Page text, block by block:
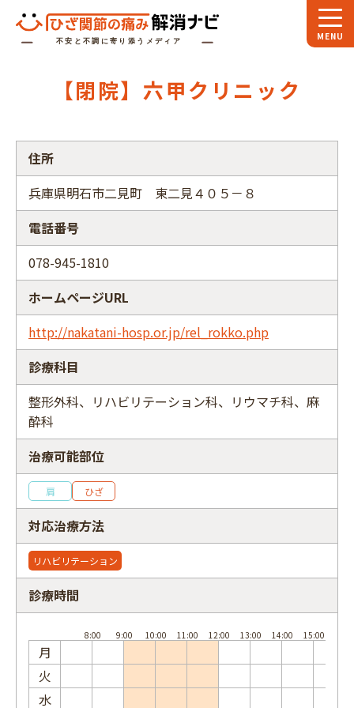
スペシャル 対談
お役立ちコラム
専門家インタビュー
フリーワード
【閉院】六甲クリニック
住所
兵庫県明石市二見町 東二見４０５－８
電話番号
078-945-1810
ホームページURL
http://nakatani-hosp.or.jp/rel_rokko.php
診療科目
整形外科、リハビリテーション科、リウマチ科、麻
酔科
治療可能部位
肩 ひざ
対応治療方法
リハビリテーション
診療時間
月
火
水